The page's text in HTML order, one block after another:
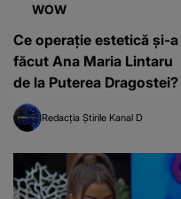
WOW
Ce operație estetică și-a
făcut Ana Maria Lintaru
de la Puterea Dragostei?
Redacția Știrile Kanal D